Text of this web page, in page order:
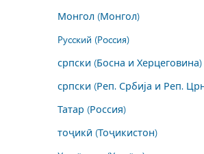
Монгол (Монгол)
Русский (Россия)
српски (Босна и Херцеговина)
српски (Реп. Србија и Реп.
Татар (Россия)
тоҷикӣ (Тоҷикистон)